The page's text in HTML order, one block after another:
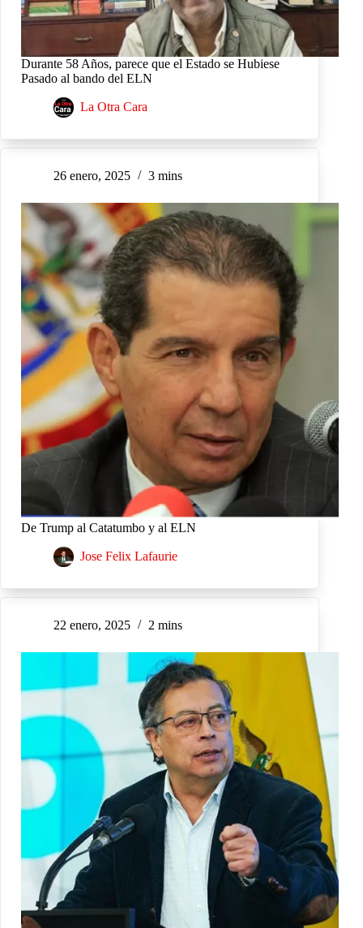
Durante 58 Años, parece que el Estado se Hubiese
Pasado al bando del ELN
La Otra Cara
26 enero, 2025 3 mins
De Trump al Catatumbo y al ELN
Jose Felix Lafaurie
22 enero, 2025 2 mins